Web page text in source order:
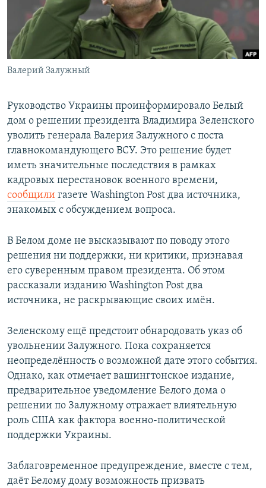
Валерий Залужный
Руководство Украины проинформировало Белый
дом о решении президента Владимира Зеленского
уволить генерала Валерия Залужного с поста
главнокомандующего ВСУ. Это решение будет
иметь значительные последствия в рамках
кадровых перестановок военного времени,
сообщили газете Washington Post два источника,
знакомых с обсуждением вопроса.
В Белом доме не высказывают по поводу этого
решения ни поддержки, ни критики, признавая
его суверенным правом президента. Об этом
рассказали изданию Washington Post два
источника, не раскрывающие своих имён.
Зеленскому ещё предстоит обнародовать указ об
увольнении Залужного. Пока сохраняется
неопределённость о возможной дате этого события.
Однако, как отмечает вашингтонское издание,
предварительное уведомление Белого дома о
решении по Залужному отражает влиятельную
роль США как фактора военно-политической
поддержки Украины.
Заблаговременное предупреждение, вместе с тем,
даёт Белому дому возможность призвать